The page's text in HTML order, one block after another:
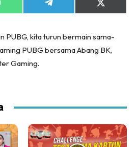
Share
on
Share
on
PUBG, kita turun bermain sama-
PUBG bersama Abang BK,
Gaming.